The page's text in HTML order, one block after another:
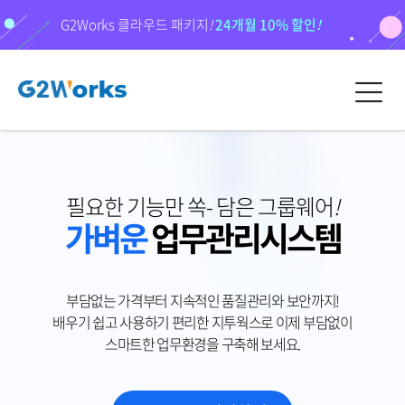
G2Works 클라우드 패키지!24개월 10% 할인!
필요한 기능만 쏙- 담은 그룹웨어!
가벼운업무관리시스템
부담없는 가격부터 지속적인 품질관리와 보안까지!
배우기 쉽고 사용하기 편리한 지투웍스로 이제 부담없이
스마트한 업무환경을 구축해 보세요.